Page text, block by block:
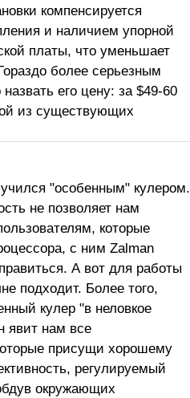
компенсируется
и наличием упорной
платы, что уменьшает
более серьезным
его цену: за $49-60
из существующих
"особенным" кулером.
не позволяет нам
которые
с ним Zalman
А вот для работы
подходит. Более того,
кулер "в неловкое
явит нам все
присущи хорошему
регулируемый
окружающих